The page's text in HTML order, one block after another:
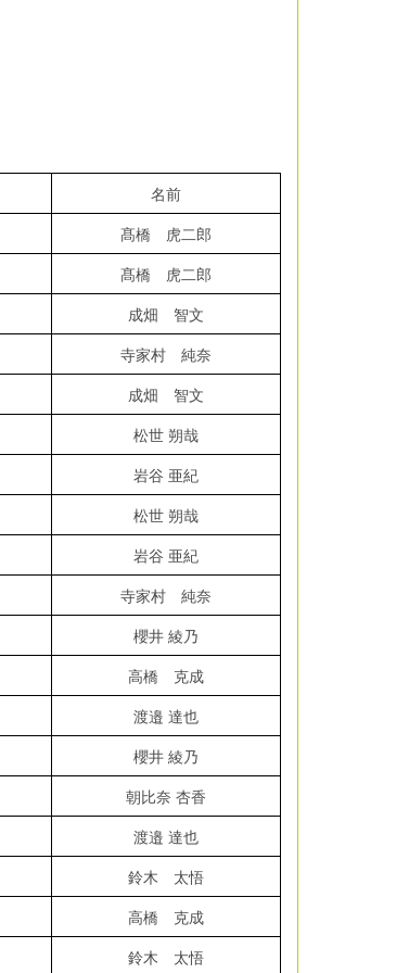
名前
髙橋 虎二郎
髙橋 虎二郎
成畑 智文
寺家村 純奈
成畑 智文
松世 朔哉
岩谷 亜紀
松世 朔哉
岩谷 亜紀
寺家村 純奈
櫻井 綾乃
高橋 克成
渡邉 達也
櫻井 綾乃
朝比奈 杏香
渡邉 達也
鈴木 太悟
高橋 克成
鈴木 太悟